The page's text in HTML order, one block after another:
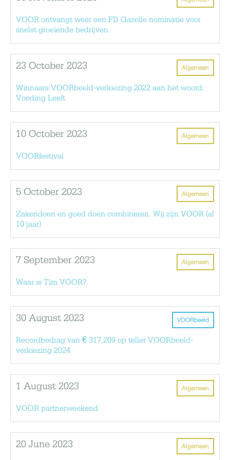
VOOR ontvangt weer een FD Gazelle nominatie voor
snelst groeiende bedrijven.
Algemeen
23 October 2023
Winnaars VOORbeeld-verkiezing 2022 aan het woord:
Voeding Leeft
Algemeen
10 October 2023
VOORfestival
Algemeen
5 October 2023
Zakendoen en goed doen combineren. Wij zijn VOOR (al
10 jaar)
Algemeen
7 September 2023
Waar is Tim VOOR?
VOORbeeld
30 August 2023
Recordbedrag van € 317.209 op teller VOORbeeld-
verkiezing 2024
Algemeen
1 August 2023
VOOR partnerweekend
Algemeen
20 June 2023